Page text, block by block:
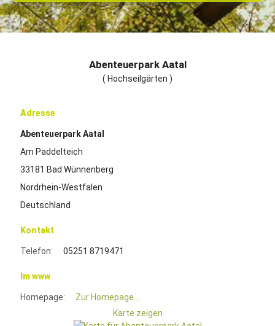
Abenteuerpark Aatal
( Hochseilgärten )
Adresse
Abenteuerpark Aatal
Am Paddelteich
33181 Bad Wünnenberg
Nordrhein-Westfalen
Deutschland
Kontakt
Telefon: 05251 8719471
Im www
Homepage:
Zur Homepage...
Karte zeigen